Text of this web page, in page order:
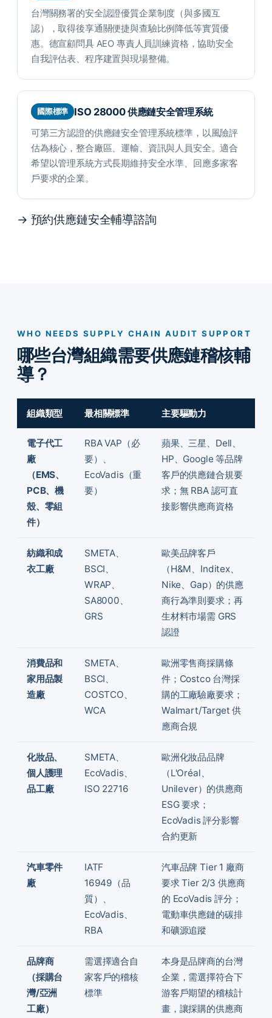
台灣關務署的安全認證優質企業制度（與多國互
認），取得後享通關便捷與查驗比例降低等實質優
惠。德宣顧問具 AEO 專責人員訓練資格，協助安全
自我評估表、程序建置與現場整備。
國際標準 ISO 28000 供應鏈安全管理系統
可第三方認證的供應鏈安全管理系統標準，以風險評
估為核心，整合廠區、運輸、資訊與人員安全。適合
希望以管理系統方式長期維持安全水準、回應多家客
戶要求的企業。
→ 預約供應鏈安全輔導諮詢
WHO NEEDS SUPPLY CHAIN AUDIT SUPPORT
哪些台灣組織需要供應鏈稽核輔
導？
組織類型 最相關標準 主要驅動力
電子代工
廠
（EMS、
PCB、機
殼、零組
件）
RBA VAP（必
要）、
EcoVadis（重
要）
蘋果、三星、Dell、
HP、Google 等品牌
客戶的供應鏈合規要
求；無 RBA 認可直
接影響供應商資格
紡織和成
衣工廠
SMETA、
BSCI、
WRAP、
SA8000、
GRS
歐美品牌客戶
（H&M、Inditex、
Nike、Gap）的供應
商行為準則要求；再
生材料市場需 GRS
認證
消費品和
家用品製
造廠
SMETA、
BSCI、
COSTCO、
WCA
歐洲零售商採購條
件；Costco 台灣採
購的工廠驗廠要求；
Walmart/Target 供
應商合規
化妝品、
個人護理
品工廠
SMETA、
EcoVadis、
ISO 22716
歐洲化妝品品牌
（L'Oréal、
Unilever）的供應商
ESG 要求；
EcoVadis 評分影響
合約更新
汽車零件
廠
IATF
16949（品
質）、
EcoVadis、
RBA
汽車品牌 Tier 1 廠商
要求 Tier 2/3 供應商
的 EcoVadis 評分；
電動車供應鏈的碳排
和礦源追蹤
品牌商
（採購台
灣/亞洲
工廠）
需選擇適合自
家客戶的稽核
標準
本身是品牌商的台灣
企業，需選擇符合下
游客戶期望的稽核計
畫，讓採購的供應商